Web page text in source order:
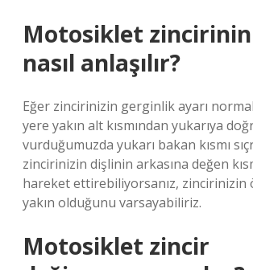
Motosiklet
nasıl anlaşılır?
Eğer zincirinizin gerginlik ayarı
yere yakın alt kısmından yukarıya
vurduğumuzda yukarı bakan kısmı
zincirinizin dişlinin arkasına değen
hareket ettirebiliyorsanız, zincirinizin
yakın olduğunu varsayabiliriz.
Motosiklet zincir